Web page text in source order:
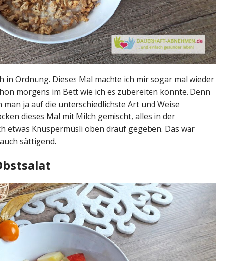
in Ordnung. Dieses Mal machte ich mir sogar mal wieder
morgens im Bett wie ich es zubereiten könnte. Denn
man ja auf die unterschiedlichste Art und Weise
dieses Mal mit Milch gemischt, alles in der
etwas Knuspermüsli oben drauf gegeben. Das war
sättigend.